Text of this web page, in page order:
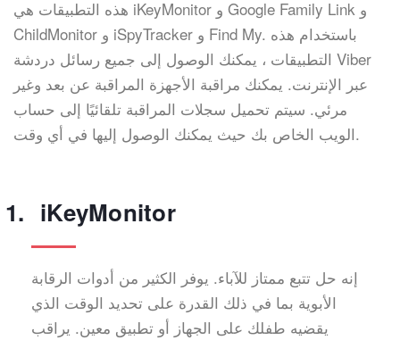
هذه التطبيقات هي iKeyMonitor و Google Family Link و
ChildMonitor و iSpyTracker و Find My. باستخدام هذه
التطبيقات ، يمكنك الوصول إلى جميع رسائل دردشة Viber
عبر الإنترنت. يمكنك مراقبة الأجهزة المراقبة عن بعد وغير
مرئي. سيتم تحميل سجلات المراقبة تلقائيًا إلى حساب
الويب الخاص بك حيث يمكنك الوصول إليها في أي وقت.
iKeyMonitor
إنه حل تتبع ممتاز للآباء. يوفر الكثير من أدوات الرقابة
الأبوية بما في ذلك القدرة على تحديد الوقت الذي
يقضيه طفلك على الجهاز أو تطبيق معين. يراقب